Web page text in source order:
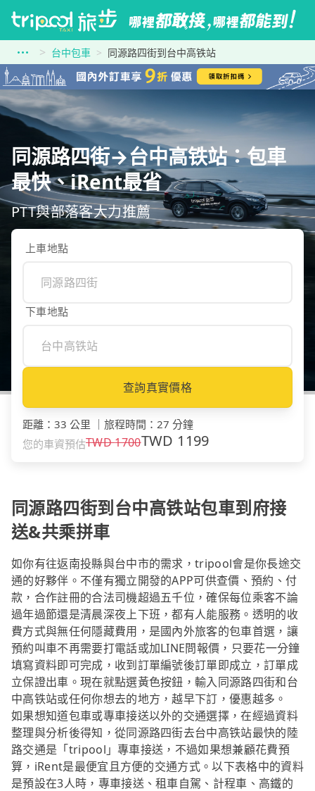
台中包車 同源路四街到台中高铁站
同源路四街→台中高铁站：包車
最快、iRent最省
PTT與部落客大力推薦
上車地點
下車地點
查詢真實價格
距離 ： 33 公里 旅程時間 ： 27 分鐘
您的車資預估TWD1700TWD 1199
同源路四街到台中高铁站包車到府接
送&共乘拼車
如你有往返南投縣與台中市的需求，tripool會是你長途交
通的好夥伴。不僅有獨立開發的APP可供查價、預約、付
款，合作註冊的合法司機超過五千位，確保每位乘客不論
過年過節還是清晨深夜上下班，都有人能服務。透明的收
費方式與無任何隱藏費用，是國內外旅客的包車首選，讓
預約叫車不再需要打電話或加LINE問報價，只要花一分鐘
填寫資料即可完成，收到訂單編號後訂單即成立，訂單成
立保證出車。現在就點選黃色按鈕，輸入同源路四街和台
中高铁站或任何你想去的地方，越早下訂，優惠越多。
如果想知道包車或專車接送以外的交通選擇，在經過資料
整理與分析後得知，從同源路四街去台中高铁站最快的陸
路交通是「tripool」專車接送，不過如果想兼顧花費預
算，iRent是最便宜且方便的交通方式。以下表格中的資料
是預設在3人時，專車接送、租車自駕、計程車、高鐵的